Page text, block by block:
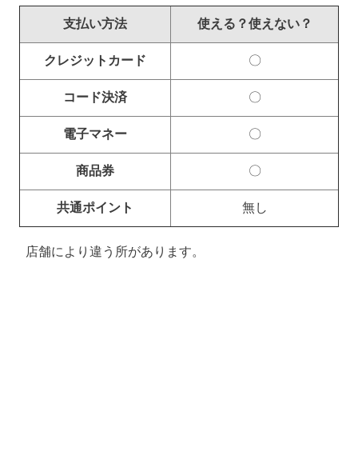
支払い方法 使える？使えない？
クレジットカード 〇
コード決済 〇
電子マネー 〇
商品券 〇
共通ポイント 無し
店舗により違う所があります。